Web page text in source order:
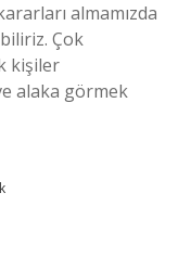
almamızda
Çok
kişiler
alaka görmek